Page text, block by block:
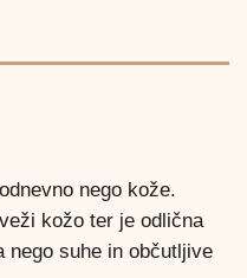
nego kože.
kožo ter je odlična
nego suhe in občutljive